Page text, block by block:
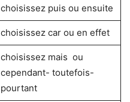
choisissez puis ou ensuite
choisissez car ou en effet
choisissez mais ou
cependant- toutefois-
pourtant